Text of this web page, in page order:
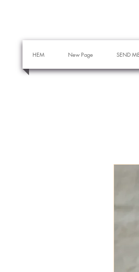
HEM New Page SEND